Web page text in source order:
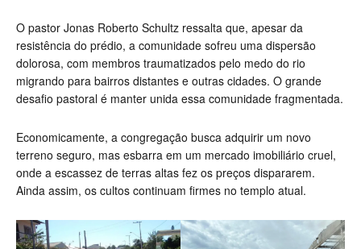
O pastor Jonas Roberto Schultz ressalta que, apesar da
resistência do prédio, a comunidade sofreu uma dispersão
dolorosa, com membros traumatizados pelo medo do rio
migrando para bairros distantes e outras cidades. O grande
desafio pastoral é manter unida essa comunidade fragmentada.
Economicamente, a congregação busca adquirir um novo
terreno seguro, mas esbarra em um mercado imobiliário cruel,
onde a escassez de terras altas fez os preços dispararem.
Ainda assim, os cultos continuam firmes no templo atual.